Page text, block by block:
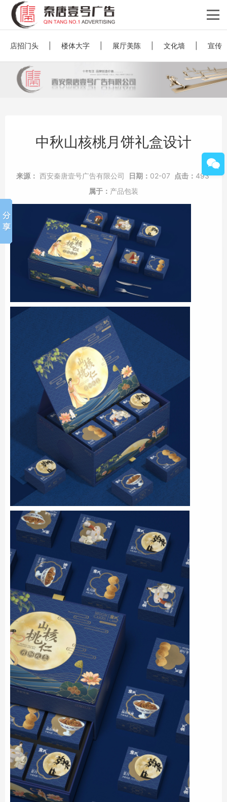
店招门头 楼体大字 展厅美陈 文化墙 宣传
中秋山核桃月饼礼盒设计
来源： 西安秦唐壹号广告有限公司 日期： 02-07 点击： 493
属于： 产品包装